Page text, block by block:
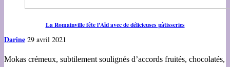
La Romainville fête l’Aïd avec de délicieuses pâtisseries
Darine 29 avril 2021
Mokas crémeux, subtilement soulignés d’accords fruités, chocolatés,